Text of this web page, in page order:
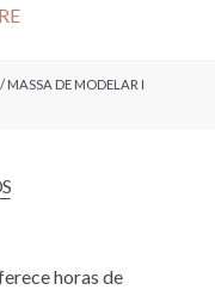
/ MASSA DE MODELAR I
horas de